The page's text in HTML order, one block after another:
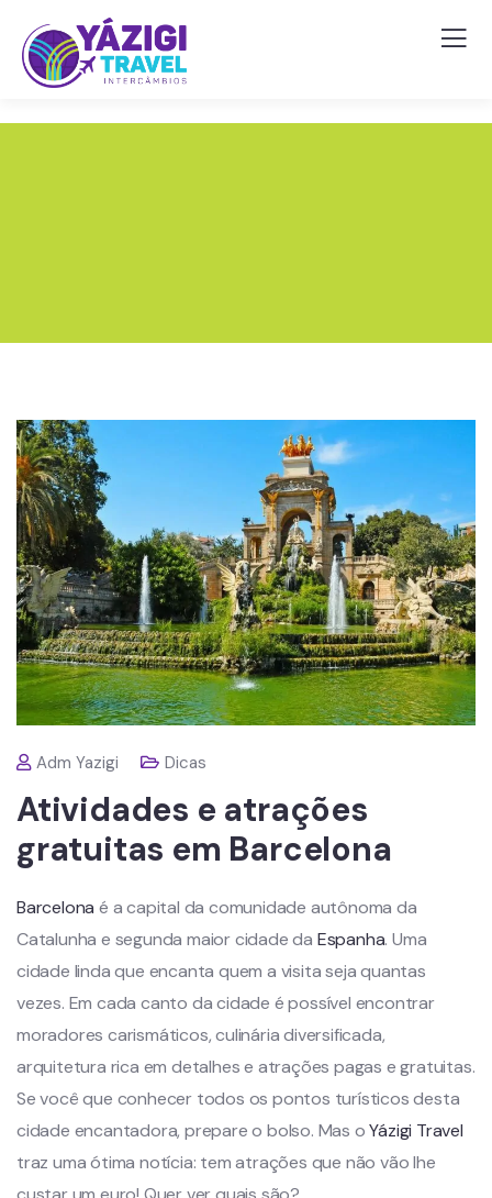
Adm Yazigi Dicas
Atividades e atrações
gratuitas em Barcelona
Barcelona é a capital da comunidade autônoma da
Catalunha e segunda maior cidade da Espanha. Uma
cidade linda que encanta quem a visita seja quantas
vezes. Em cada canto da cidade é possível encontrar
moradores carismáticos, culinária diversificada,
arquitetura rica em detalhes e atrações pagas e gratuitas.
Se você que conhecer todos os pontos turísticos desta
cidade encantadora, prepare o bolso. Mas oYázigi Travel
traz uma ótima notícia: tem atrações que não vão lhe